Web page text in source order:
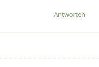
Antworten